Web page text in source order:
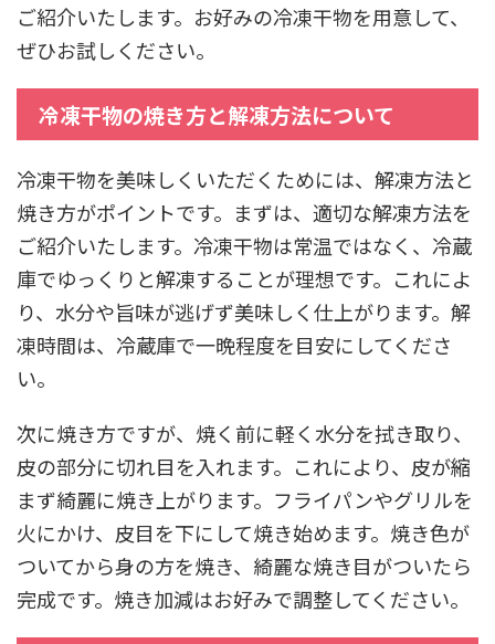
ご紹介いたします。お好みの冷凍干物を用意して、
ぜひお試しください。
冷凍干物の焼き方と解凍方法について
冷凍干物を美味しくいただくためには、解凍方法と
焼き方がポイントです。まずは、適切な解凍方法を
ご紹介いたします。冷凍干物は常温ではなく、冷蔵
庫でゆっくりと解凍することが理想です。これによ
り、水分や旨味が逃げず美味しく仕上がります。解
凍時間は、冷蔵庫で一晩程度を目安にしてくださ
い。
次に焼き方ですが、焼く前に軽く水分を拭き取り、
皮の部分に切れ目を入れます。これにより、皮が縮
まず綺麗に焼き上がります。フライパンやグリルを
火にかけ、皮目を下にして焼き始めます。焼き色が
ついてから身の方を焼き、綺麗な焼き目がついたら
完成です。焼き加減はお好みで調整してください。